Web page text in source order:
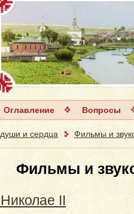
Оглавление Вопросы
и сердца Фильмы и
Фильмы и
II